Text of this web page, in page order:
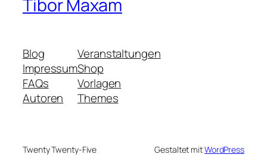
Tibor Maxam
Blog
Impressum
FAQs
Autoren
Veranstaltungen
Shop
Vorlagen
Themes
Twenty Twenty-Five Gestaltet mitWordPress